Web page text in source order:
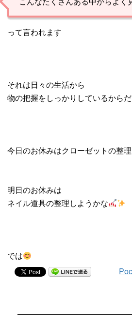
って言われます
それは日々の生活から
物の把握をしっかりしているから
今日のお休みはクローゼットの整
明日のお休みは
ネイル道具の整理しようかな
では